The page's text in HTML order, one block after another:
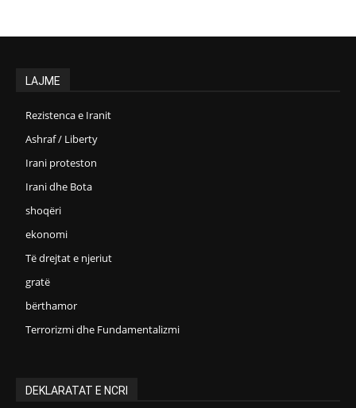
LAJME
Rezistenca e Iranit
Ashraf / Liberty
Irani proteston
Irani dhe Bota
shoqëri
ekonomi
Të drejtat e njeriut
gratë
bërthamor
Terrorizmi dhe Fundamentalizmi
DEKLARATAT E NCRI